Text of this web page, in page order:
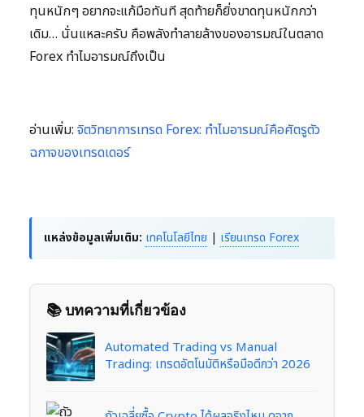
ทุนหนักๆ อยากจะแก้มือทันที สุดท้ายก็ยิ่งขาดทุนหนักกว่า
เดิม… นั่นแหละครับ คือพลังทำลายล้างของอารมณ์ในตลาด
Forex ทำไมอารมณ์ถึงเป็น
อ่านเพิ่ม: จิตวิทยาการเทรด Forex: ทำไมอารมณ์คือศัตรูตัว
ฉกาจของเทรดเดอร์
แหล่งข้อมูลเพิ่มเติม: เทคโนโลยีไทย | เรียนเทรด Forex
📚 บทความที่เกี่ยวข้อง
Automated Trading vs Manual
Trading: เทรดอัตโนมัติหรือมือดีกว่า 2026